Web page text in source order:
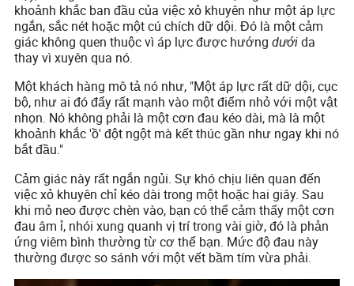
khoảnh khắc ban đầu của việc xỏ khuyên như một áp lực
ngắn, sắc nét hoặc một cú chích dữ dội. Đó là một cảm
giác không quen thuộc vì áp lực được hướngdướida
thay vì xuyên qua nó.
Một khách hàng mô tả nó như, "Một áp lực rất dữ dội, cục
bộ, như ai đó đẩy rất mạnh vào một điểm nhỏ với một vật
nhọn. Nó không phải là một cơn đau kéo dài, mà là một
khoảnh khắc 'ồ' đột ngột mà kết thúc gần như ngay khi nó
bắt đầu."
Cảm giác này rất ngắn ngủi. Sự khó chịu liên quan đến
việc xỏ khuyên chỉ kéo dài trong một hoặc hai giây. Sau
khi mỏ neo được chèn vào, bạn có thể cảm thấy một cơn
đau âm ỉ, nhói xung quanh vị trí trong vài giờ, đó là phản
ứng viêm bình thường từ cơ thể bạn. Mức độ đau này
thường được so sánh với một vết bầm tím vừa phải.